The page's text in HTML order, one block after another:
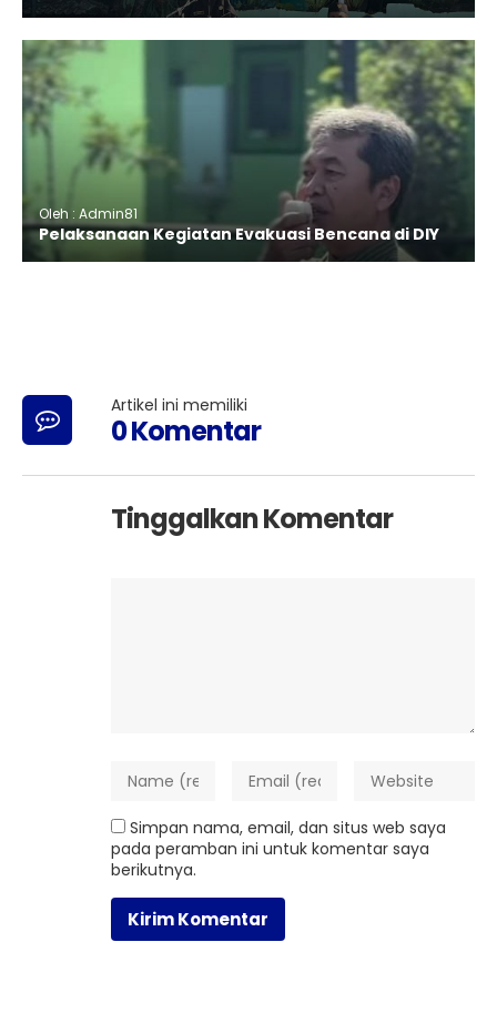
Oleh : Admin81
Pelaksanaan Kegiatan Evakuasi Bencana di DIY
Artikel ini memiliki
0 Komentar
Tinggalkan Komentar
Simpan nama, email, dan situs web saya
pada peramban ini untuk komentar saya
berikutnya.